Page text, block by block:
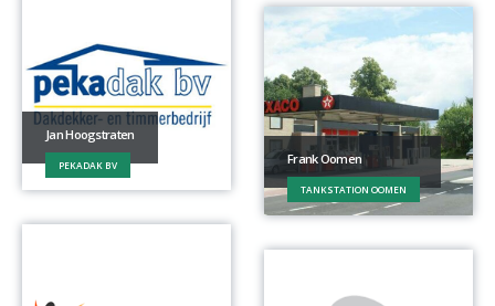
Jan Hoogstraten
PEKADAK BV Frank Oomen
TANKSTATION OOMEN